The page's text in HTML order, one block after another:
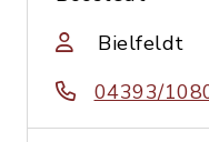
Bielfeldt
04393/